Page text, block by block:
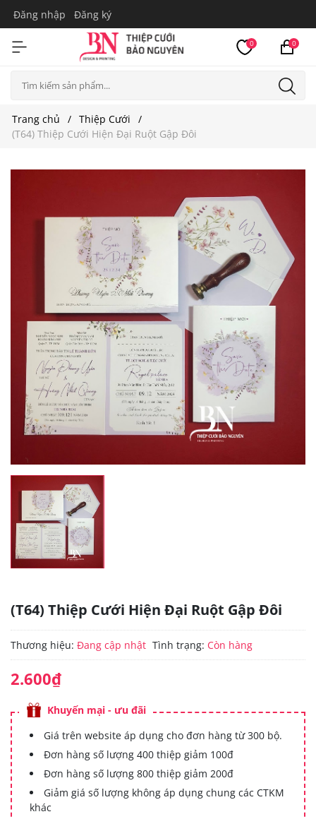
Đăng nhập Đăng ký
0 0
Trang chủ
Thiệp Cưới
(T64) Thiệp Cưới Hiện Đại Ruột Gập Đôi
(T64) Thiệp Cưới Hiện Đại Ruột Gập Đôi
Thương hiệu: Đang cập nhật Tình trạng: Còn hàng
2.600₫
Khuyến mại - ưu đãi
Giá trên website áp dụng cho đơn hàng từ 300 bộ.
Đơn hàng số lượng 400 thiệp giảm 100đ
Đơn hàng số lượng 800 thiệp giảm 200đ
Giảm giá số lượng không áp dụng chung các CTKM
khác